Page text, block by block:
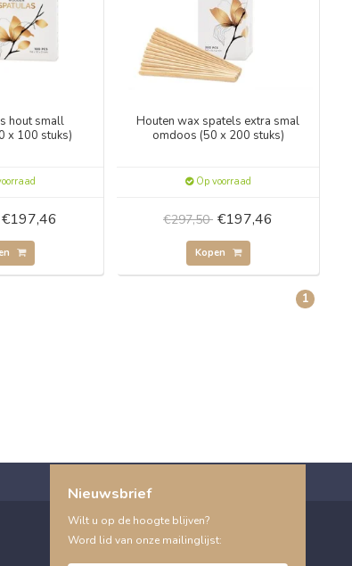
hout small
x 100 stuks)
€197,46
Houten wax spatels extra smal
omdoos (50 x 200 stuks)
Op voorraad
€297,50 €197,46
Kopen
1
Nieuwsbrief
Wilt u op de hoogte blijven?
Word lid van onze mailinglijst: